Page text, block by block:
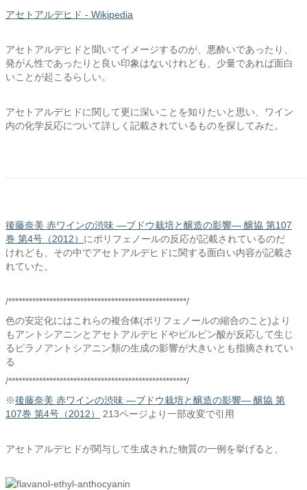
アセトアルデヒド - Wikipedia
アセトアルデヒドと聞いてイメージするのが、悪酔いであったり、
発がん性であったりと良い印象はないけれども、少量であれば面白
いことが起こるらしい。
アセトアルデヒドに関して更に深いことを知りたいと思い、ワイン
内の化学反応について詳しく記載されているものを探してみた。
後藤奈美 赤ワインの渋味 ―ブドウ栽培と醸造の影響― 醸協 第107
巻 第4号（2012） にポリフェノールの反応が記載されているのだ
けれども、その中でアセトアルデヒドに関する面白い内容が記載さ
れていた。
/****************************************************/
色の安定化にはこれらの複合体(ポリフェノールの縮合のこと)より
もアントシアニンとアセトアルデヒドやピルビン酸が反応して生じ
るピラノアントシアニン類の生成の影響が大きいとも指摘されてい
る
/****************************************************/
※後藤奈美 赤ワインの渋味 ―ブドウ栽培と醸造の影響― 醸協 第
107巻 第4号（2012）
213ページより一部改変で引用
アセトアルデヒドが関与して生成された物質の一例を挙げると、